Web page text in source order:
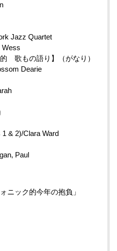
Jazz Quartet
Wess
歌もの語り】（がなり）
Dearie
& 2)/Clara Ward
Paul
ニック的今年の抱負」